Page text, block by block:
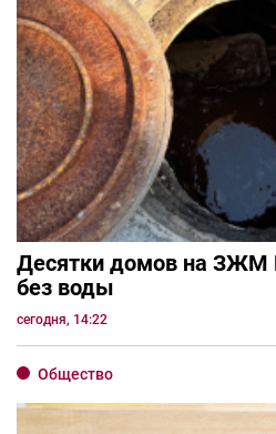
Десятки домов на ЗЖМ
без воды
сегодня, 14:22
Общество